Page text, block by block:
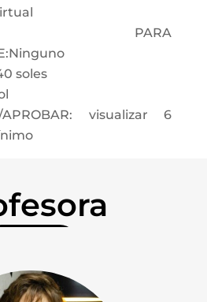
PARA
soles
APROBAR: visualizar 6